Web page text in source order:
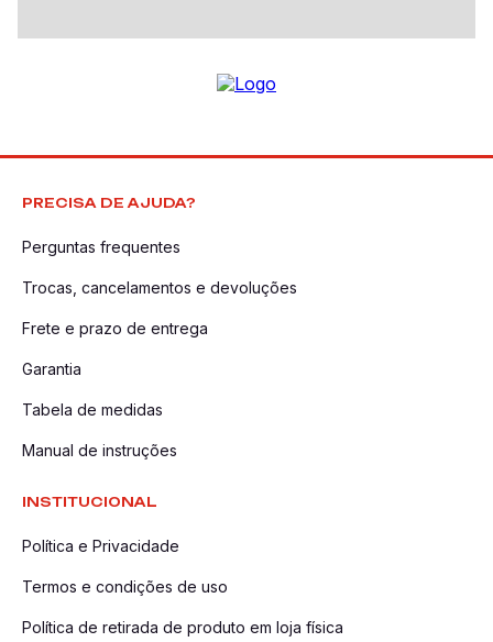
PRECISA DE AJUDA?
Perguntas frequentes
Trocas, cancelamentos e devoluções
Frete e prazo de entrega
Garantia
Tabela de medidas
Manual de instruções
INSTITUCIONAL
Política e Privacidade
Termos e condições de uso
Política de retirada de produto em loja física